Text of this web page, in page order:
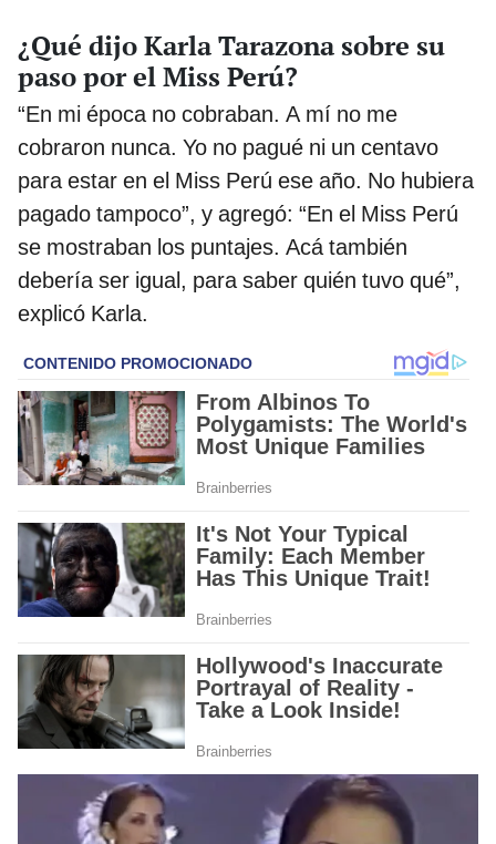
¿Qué dijo Karla Tarazona sobre su
paso por el Miss Perú?
“En mi época no cobraban. A mí no me
cobraron nunca. Yo no pagué ni un centavo
para estar en el Miss Perú ese año. No hubiera
pagado tampoco”, y agregó: “En el Miss Perú
se mostraban los puntajes. Acá también
debería ser igual, para saber quién tuvo qué”,
explicó Karla.